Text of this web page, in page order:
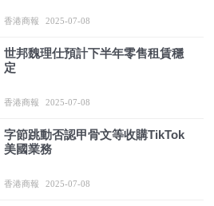
香港商報 2025-07-08
世邦魏理仕預計下半年零售租賃穩
定
香港商報 2025-07-08
字節跳動否認甲骨文等收購TikTok
美國業務
香港商報 2025-07-08